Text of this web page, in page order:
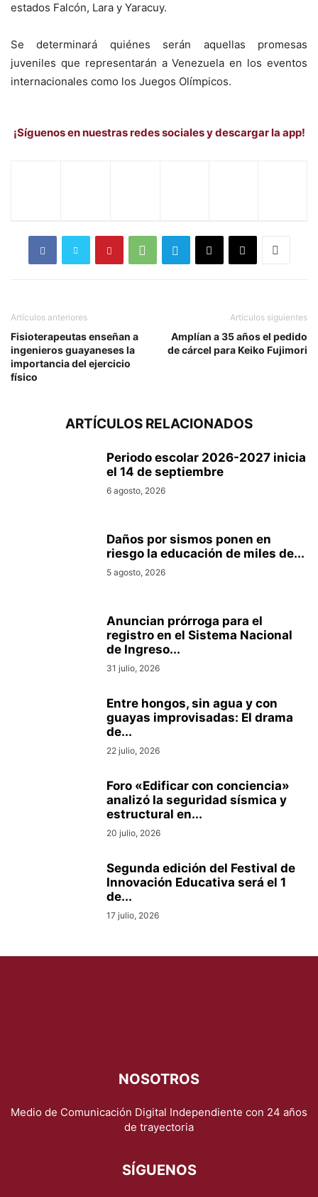
estados Falcón, Lara y Yaracuy.
Se determinará quiénes serán aquellas promesas
juveniles que representarán a Venezuela en los eventos
internacionales como los Juegos Olímpicos.
¡Síguenos en nuestras redes sociales y descargar la app!
Artículos anteriores
Fisioterapeutas enseñan a
ingenieros guayaneses la
importancia del ejercicio
físico
Artículos siguientes
Amplían a 35 años el pedido
de cárcel para Keiko Fujimori
ARTÍCULOS RELACIONADOS
Periodo escolar 2026-2027 inicia
el 14 de septiembre
6 agosto, 2026
Daños por sismos ponen en
riesgo la educación de miles de...
5 agosto, 2026
Anuncian prórroga para el
registro en el Sistema Nacional
de Ingreso...
31 julio, 2026
Entre hongos, sin agua y con
guayas improvisadas: El drama
de...
22 julio, 2026
Foro «Edificar con conciencia»
analizó la seguridad sísmica y
estructural en...
20 julio, 2026
Segunda edición del Festival de
Innovación Educativa será el 1
de...
17 julio, 2026
NOSOTROS
Medio de Comunicación Digital Independiente con 24 años
de trayectoria
SÍGUENOS